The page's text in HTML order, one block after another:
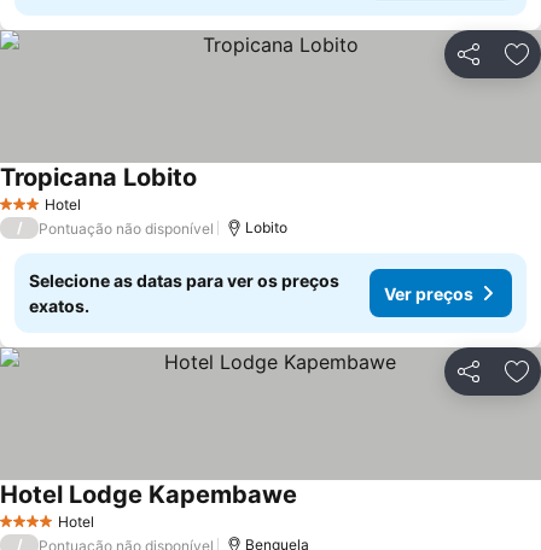
Partilhar
3 EstrelasHotel
Tropicana Lobito
/ Pontuação não disponível Lobito
Selecione as datas para ver os preços
exatos.
Ver preços
Partilhar
4 EstrelasHotel
Hotel Lodge Kapembawe
/ Pontuação não disponível Benguela